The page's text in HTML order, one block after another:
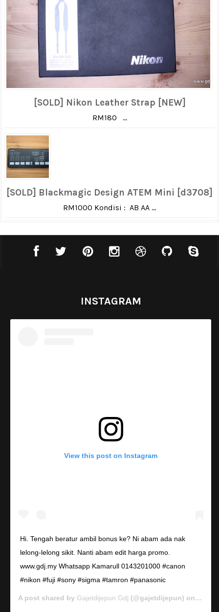
[SOLD] Nikon Leather Strap [NEW]
RM180 ...
[SOLD] Blackmagic Design ATEM Mini [d3708]
RM1000 Kondisi : AB AA ...
INSTAGRAM
View this post on Instagram
Hi. Tengah beratur ambil bonus ke? Ni abam ada nak
lelong-lelong sikit. Nanti abam edit harga promo.
www.gdj.my Whatsapp Kamarull 0143201000 #canon
#nikon #fuji #sony #sigma #tamron #panasonic
A post shared by Gajetdijepun Gdj (@gajetdijepun) on Jan 7,